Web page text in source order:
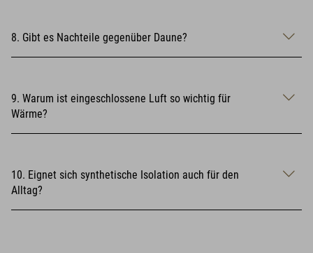
8. Gibt es Nachteile gegenüber Daune?
9. Warum ist eingeschlossene Luft so wichtig für
Wärme?
10. Eignet sich synthetische Isolation auch für den
Alltag?